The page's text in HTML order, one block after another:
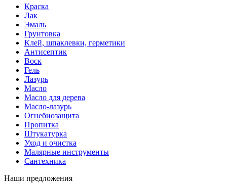
Краска
Лак
Эмаль
Грунтовка
Клей, шпаклевки, герметики
Антисептик
Воск
Гель
Лазурь
Масло
Масло для дерева
Масло-лазурь
Огнебиозащита
Пропитка
Штукатурка
Уход и очистка
Малярные инструменты
Сантехника
Наши предложения